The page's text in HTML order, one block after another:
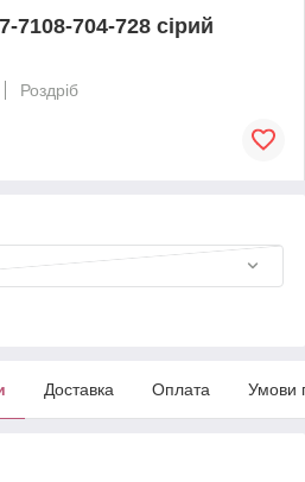
7108-704-728 сірий
Роздріб
Доставка Оплата Умови